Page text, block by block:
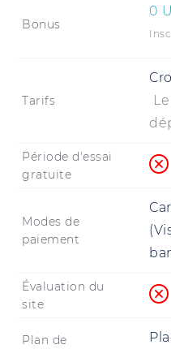
Bonus
0
Tarifs
Période d'essai
gratuite
Modes de
paiement
Évaluation du
site
Plan de